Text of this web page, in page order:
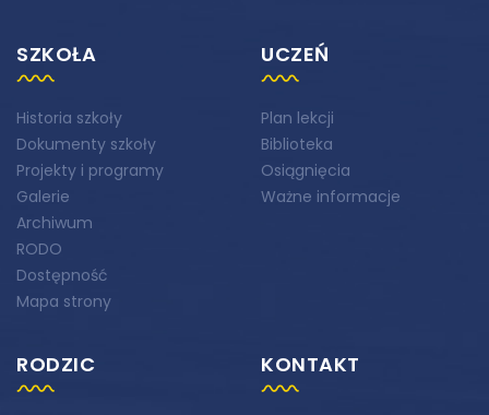
SZKOŁA
Historia szkoły
Dokumenty szkoły
Projekty i programy
Galerie
Archiwum
RODO
Dostępność
Mapa strony
UCZEŃ
Plan lekcji
Biblioteka
Osiągnięcia
Ważne informacje
RODZIC KONTAKT